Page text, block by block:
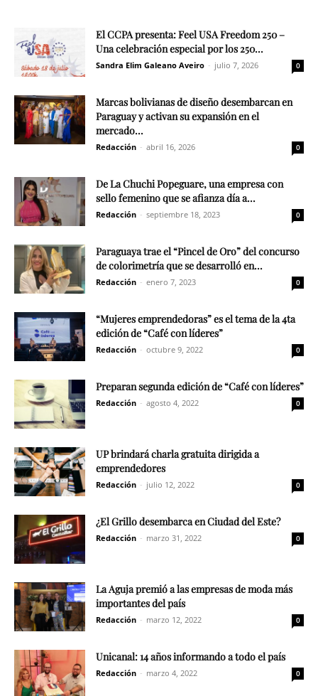
El CCPA presenta: Feel USA Freedom 250 –
Una celebración especial por los 250...
Sandra Elim Galeano Aveiro - julio 7, 2026 0
Marcas bolivianas de diseño desembarcan en
Paraguay y activan su expansión en el
mercado...
Redacción - abril 16, 2026 0
De La Chuchi Popeguare, una empresa con
sello femenino que se afianza día a...
Redacción - septiembre 18, 2023 0
Paraguaya trae el “Pincel de Oro” del concurso
de colorimetría que se desarrolló en...
Redacción - enero 7, 2023 0
“Mujeres emprendedoras” es el tema de la 4ta
edición de “Café con líderes”
Redacción - octubre 9, 2022 0
Preparan segunda edición de “Café con líderes”
Redacción - agosto 4, 2022 0
UP brindará charla gratuita dirigida a
emprendedores
Redacción - julio 12, 2022 0
¿El Grillo desembarca en Ciudad del Este?
Redacción - marzo 31, 2022 0
La Aguja premió a las empresas de moda más
importantes del país
Redacción - marzo 12, 2022 0
Unicanal: 14 años informando a todo el país
Redacción - marzo 4, 2022 0